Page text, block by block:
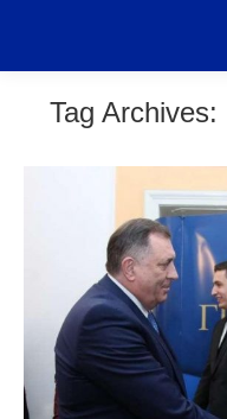
Tag Archives: